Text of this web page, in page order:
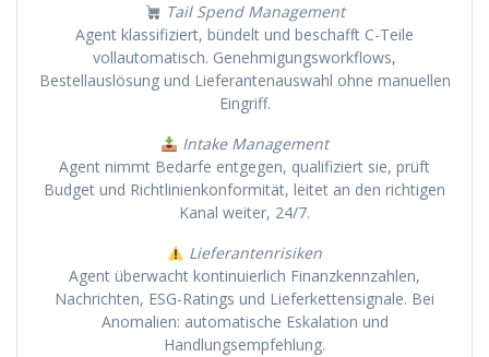
Tail Spend Management
Agent klassifiziert, bündelt und beschafft C-Teile
vollautomatisch. Genehmigungsworkflows,
Bestellauslösung und Lieferantenauswahl ohne manuellen
Eingriff.
Intake Management
Agent nimmt Bedarfe entgegen, qualifiziert sie, prüft
Budget und Richtlinienkonformität, leitet an den richtigen
Kanal weiter, 24/7.
Lieferantenrisiken
Agent überwacht kontinuierlich Finanzkennzahlen,
Nachrichten, ESG-Ratings und Lieferkettensignale. Bei
Anomalien: automatische Eskalation und
Handlungsempfehlung.